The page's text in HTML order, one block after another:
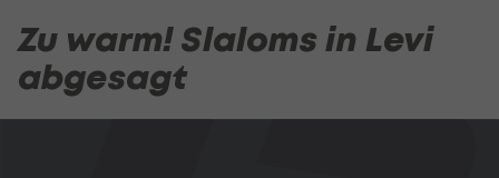
Zu warm! Slaloms in Levi
abgesagt